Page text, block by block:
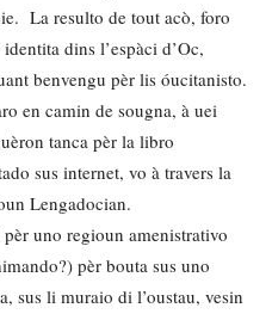
La resulto de tout acò, foro
dins l’espàci d’Oc,
benvengu pèr lis óucitanisto.
en camin de sougna, à uei
tanca pèr la libro
sus internet, vo à travers la
Lengadocian.
uno regioun amenistrativo
pèr bouta sus uno
sus li muraio di l’oustau, vesin